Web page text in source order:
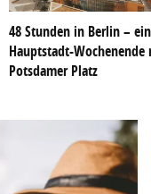
48 Stunden in Berlin –
Hauptstadt-
Potsdamer Platz